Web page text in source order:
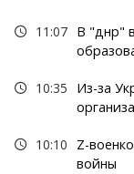
11:07 В "днр"
10:35
Из-за
10:10
Z-
войны